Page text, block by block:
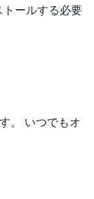
トールする必要
。
いつでもオ